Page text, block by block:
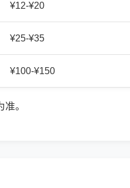
¥12-¥20
¥25-¥35
¥100-¥150
。